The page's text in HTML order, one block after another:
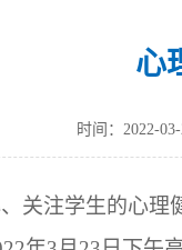
心
时间：2022-
关注学生的心理